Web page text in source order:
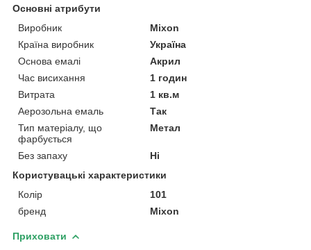
Основні атрибути
Виробник
Mixon
Країна виробник
Україна
Основа емалі
Акрил
Час висихання
1 годин
Витрата
1 кв.м
Аерозольна емаль
Так
Тип матеріалу, що
фарбується
Метал
Без запаху
Ні
Користувацькі характеристики
Колір
101
бренд
Mixon
Приховати